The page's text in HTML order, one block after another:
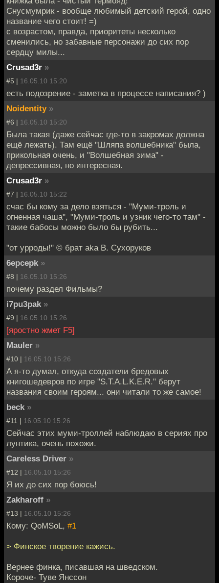
Снусмумрик - вообще любимый детский герой, одно
название чего стоит! =)
с возрастом, правда, приоритеты несколько
сменились, но забавные персонажи до сих пор
сердцу милы...
Crusad3r »
#5 | 16.05.10 15:20
есть подозрение - заметка в процессе написания? )
Noidentity »
#6 | 16.05.10 15:20
Была такая (даже сейчас где-то в закромах должна
ещё лежать). Там ещё "Шляпа волшебника" была,
прикольная очень, и "Волшебная зима" -
депрессивная, но интересная.
Crusad3r »
#7 | 16.05.10 15:22
счас бы кому за дело взяться - "Муми-троль и
огненная чаша", "Муми-троль и узник чего-то там" -
такие бабосы можно было бы рубить...
"от урроды!" © брат aka В. Сухоруков
6epcepk »
#8 | 16.05.10 15:26
почему раздел Фильмы?
i7pu3pak »
#9 | 16.05.10 15:26
[яростно жмет F5]
Mauler »
#10 | 16.05.10 15:26
А я-то думал, откуда создатели бредовых
книгошедевров по игре "S.T.A.L.K.E.R." берут
названия своим героям... они читали то же самое!
beck »
#11 | 16.05.10 15:26
Сейчас этих муми-троллей наблюдаю в сериях про
лунтика, очень похожи.
Careless Driver »
#12 | 16.05.10 15:26
Я их до сих пор боюсь!
Zakharoff »
#13 | 16.05.10 15:26
Кому: QoMSoL, #1
> Финское творение кажись.
Вернее финка, писавшая на шведском.
Короче- Туве Янссон